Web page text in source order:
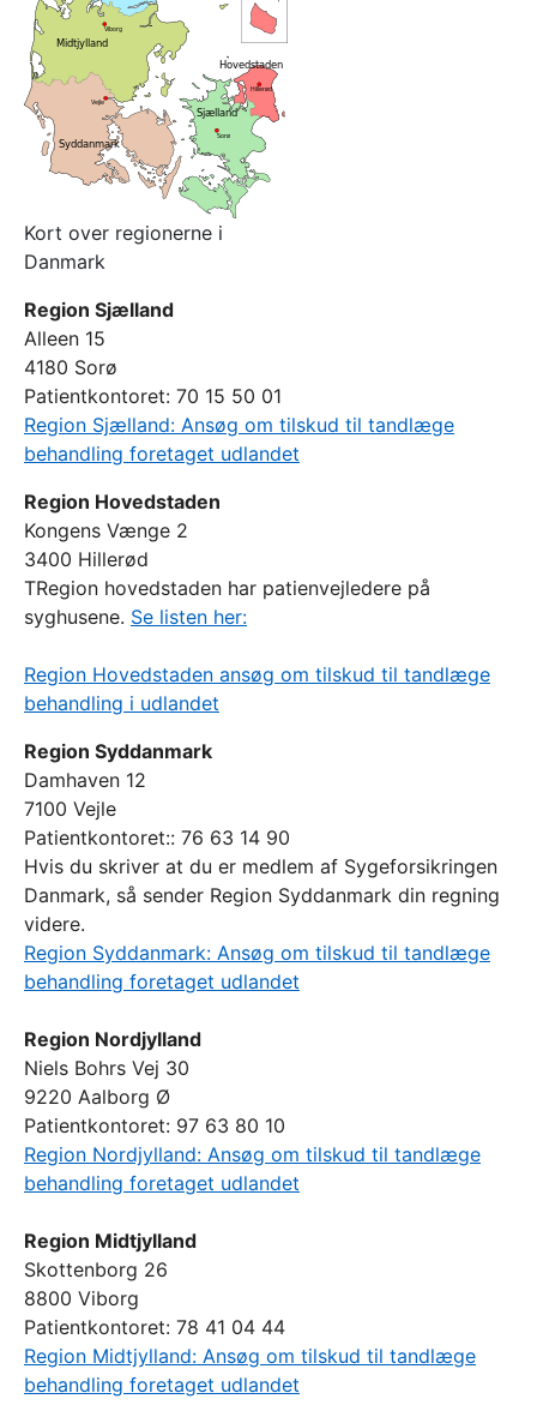
Kort over regionerne i
Danmark
Region Sjælland
Alleen 15
4180 Sorø
Patientkontoret: 70 15 50 01
Region Sjælland: Ansøg om tilskud til tandlæge
behandling foretaget udlandet
Region Hovedstaden
Kongens Vænge 2
3400 Hillerød
TRegion hovedstaden har patienvejledere på
syghusene. Se listen her:
Region Hovedstaden ansøg om tilskud til tandlæge
behandling i udlandet
Region Syddanmark
Damhaven 12
7100 Vejle
Patientkontoret:: 76 63 14 90
Hvis du skriver at du er medlem af Sygeforsikringen
Danmark, så sender Region Syddanmark din regning
videre.
Region Syddanmark: Ansøg om tilskud til tandlæge
behandling foretaget udlandet
Region Nordjylland
Niels Bohrs Vej 30
9220 Aalborg Ø
Patientkontoret: 97 63 80 10
Region Nordjylland: Ansøg om tilskud til tandlæge
behandling foretaget udlandet
Region Midtjylland
Skottenborg 26
8800 Viborg
Patientkontoret: 78 41 04 44
Region Midtjylland: Ansøg om tilskud til tandlæge
behandling foretaget udlandet